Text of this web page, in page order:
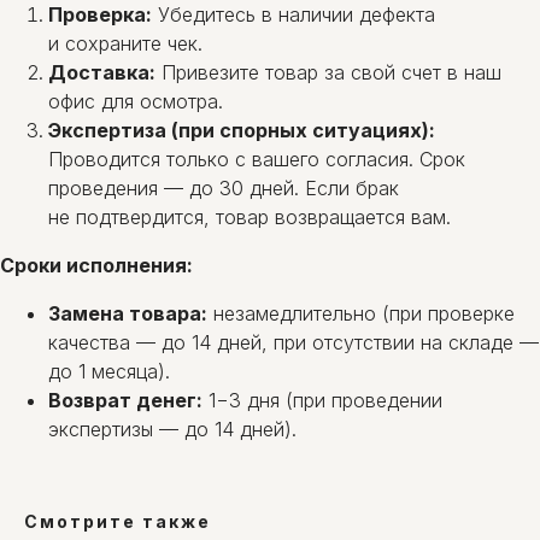
Проверка: Убедитесь в наличии дефекта
и сохраните чек.
Доставка: Привезите товар за свой счет в наш
офис для осмотра.
Экспертиза (при спорных ситуациях):
Проводится только с вашего согласия. Срок
проведения — до 30 дней. Если брак
не подтвердится, товар возвращается вам.
Сроки исполнения:
Замена товара: незамедлительно (при проверке
качества — до 14 дней, при отсутствии на складе —
до 1 месяца).
Возврат денег: 1−3 дня (при проведении
экспертизы — до 14 дней).
Смотрите также